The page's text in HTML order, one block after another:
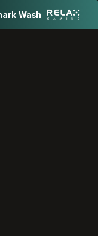
Wash